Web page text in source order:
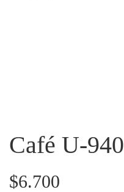
Café U-940
$6.700